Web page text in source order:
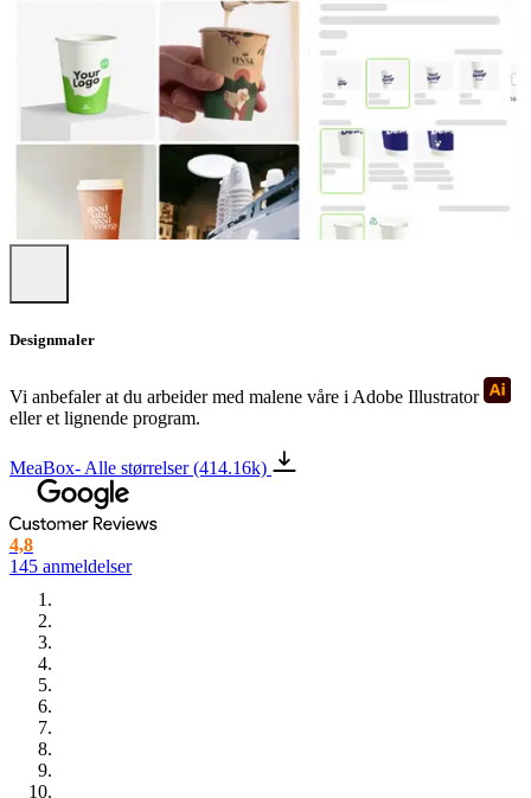
Designmaler
Vi anbefaler at du arbeider med malene våre i Adobe Illustrator
eller et lignende program.
MeaBox- Alle størrelser (414.16k)
4,8
145 anmeldelser